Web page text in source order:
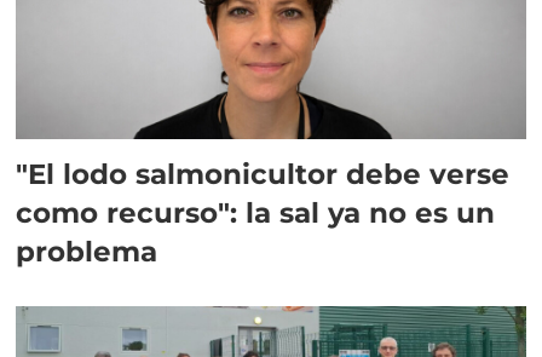
"El lodo salmonicultor debe verse
como recurso": la sal ya no es un
problema